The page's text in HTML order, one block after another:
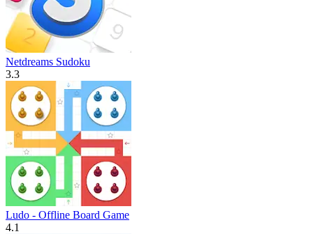
Netdreams Sudoku
3.3
Ludo - Offline Board Game
4.1